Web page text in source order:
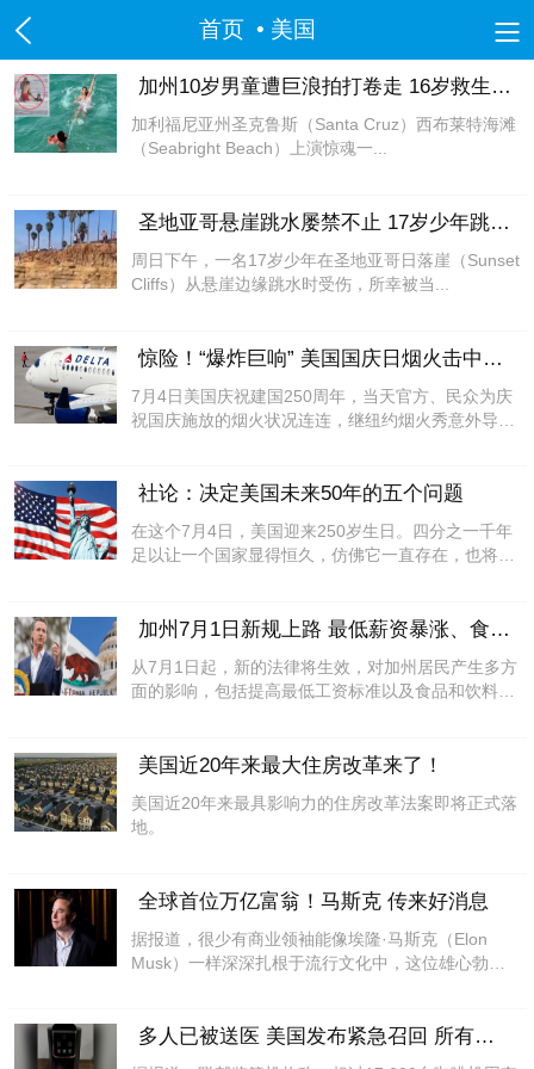
首页• 美国
美国
洛杉矶 旧金山 沙加缅度 热点 纽约
北京市 上海市 天津市 重庆市
河北省
山西省
辽宁省 吉林省 黑龙江省
江苏省
河南省
湖北省 湖南省 广东省
海南省
贵州省
云南省 陕西省 甘肃省
青海省
内蒙古 西藏 宁夏 新疆
香港
澳门
四川省
加州10岁男童遭巨浪拍打卷走 16岁救生员
加利福尼亚州圣克鲁斯（Santa Cruz）西布莱特海滩
（Seabright Beach）上演惊魂一...
圣地亚哥悬崖跳水屡禁不止 17岁少年跳水
周日下午，一名17岁少年在圣地亚哥日落崖（Sunset
Cliffs）从悬崖边缘跳水时受伤，所幸被当...
惊险！“爆炸巨响” 美国国庆日烟火击中客机
7月4日美国庆祝建国250周年，当天官方、民众为庆
祝国庆施放的烟火状况连连，继纽约烟火秀意外导致
社论：决定美国未来50年的五个问题
在这个7月4日，美国迎来250岁生日。四分之一千年
足以让一个国家显得恒久，仿佛它一直存在，也将永
加州7月1日新规上路 最低薪资暴涨、食品
从7月1日起，新的法律将生效，对加州居民产生多方
面的影响，包括提高最低工资标准以及食品和饮料的
美国近20年来最大住房改革来了！
​美国近20年来最具影响力的住房改革法案即将正式落
地。
全球首位万亿富翁！马斯克 传来好消息
据报道，很少有商业领袖能像埃隆·马斯克（Elon
Musk）一样深深扎根于流行文化中，这位雄心勃勃
多人已被送医 美国发布紧急召回 所有人立